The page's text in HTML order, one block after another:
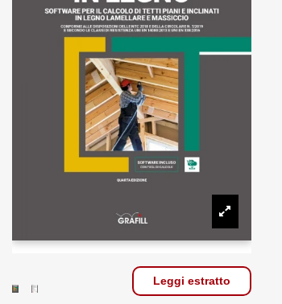
Leggi estratto